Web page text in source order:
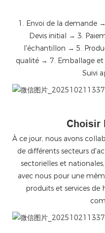
1. Envoi de la demande
Devis initial → 3.
l'échantillon → 5.
qualité → 7. Emballage
Suivi
微信图片
Choisir
À ce jour, nous avons
de différents secteurs
sectorielles et
avec nous pour une
produits et services de
微信图片